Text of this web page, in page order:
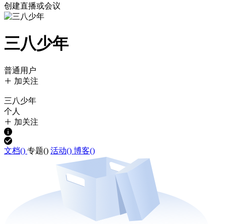
创建直播或会议
三八少年
普通用户
加关注
三八少年
个人
加关注
文档() 专题() 活动() 博客()